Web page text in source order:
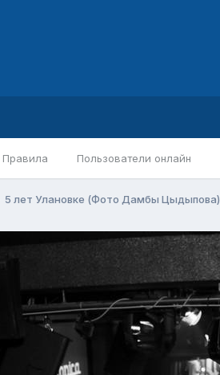
Правила Пользователи онлайн
5 лет Улановке (Фото Дамбы Цыдыпова)